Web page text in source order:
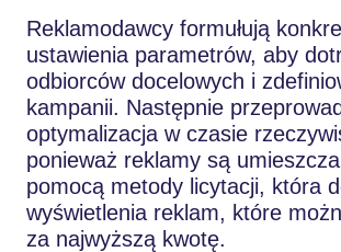
Reklamodawcy formułują
ustawienia parametrów, aby
odbiorców docelowych i
kampanii. Następnie
optymalizacja w czasie
ponieważ reklamy są
pomocą metody licytacji, która
wyświetlenia reklam, które
za najwyższą kwotę.